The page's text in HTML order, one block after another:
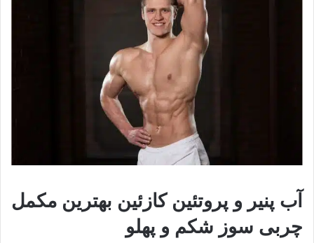
آب پنیر و پروتئین کازئین بهترین مکمل
چربی سوز شکم و پهلو